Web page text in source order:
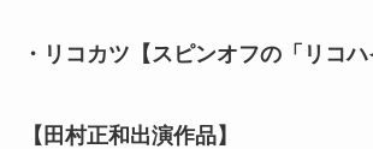
・リコカツ【スピンオフの「リコハ
【田村正和出演作品】